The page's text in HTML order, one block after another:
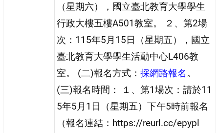
（星期六），國立臺北教育大學學生
行政大樓五樓A501教室。 ２、第2場
次：115年5月15日（星期五），國立
臺北教育大學學生活動中心L406教
室。 (二)報名方式：採網路報名 。
(三)報名時間： １、第1場次：請於11
5年5月1日（星期五）下午5時前報名
（報名連結：https://reurl.cc/epypl